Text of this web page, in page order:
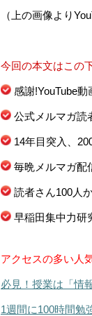
（上の画像より
今回の本文はこの
感謝!YouTube動
公式メルマガ読
14年目突入、
毎晩メルマガ配
読者さん100人
早稲田集中力研
アクセスの多い人
必見！授業は「情
1週間に100時間勉